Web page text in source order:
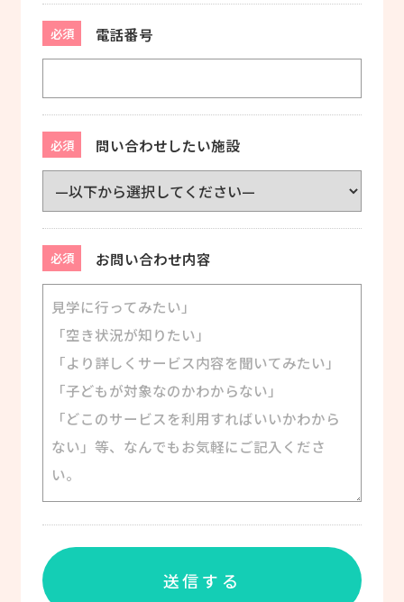
必須 電話番号
必須 問い合わせしたい施設
必須 お問い合わせ内容